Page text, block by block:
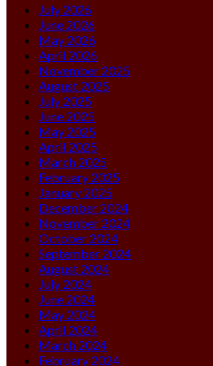
July 2026
June 2026
May 2026
April 2026
November 2025
August 2025
July 2025
June 2025
May 2025
April 2025
March 2025
February 2025
January 2025
December 2024
November 2024
October 2024
September 2024
August 2024
July 2024
June 2024
May 2024
April 2024
March 2024
February 2024